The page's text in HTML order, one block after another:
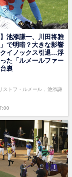
】池添謙一、川田将雅
で明暗？大きな影響
イノックス引退…浮
た「ルメールファー
裏
ストフ・ルメール
池添謙